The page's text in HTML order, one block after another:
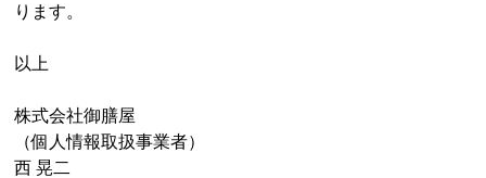
ります。
以上
株式会社御膳屋
（個人情報取扱事業者）
西 晃二